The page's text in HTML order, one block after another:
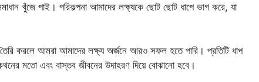
খুঁজে পাই। পরিকল্পনা আমাদের লক্ষ্যকে ছোট ছোট ধাপে ভাগ করে, যা
তৈরি করলে আমরা আমাদের লক্ষ্য অর্জনে আরও সফল হতে পারি। প্রতিটি ধাপ
মতো এবং বাস্তব জীবনের উদাহরণ দিয়ে বোঝানো হবে।